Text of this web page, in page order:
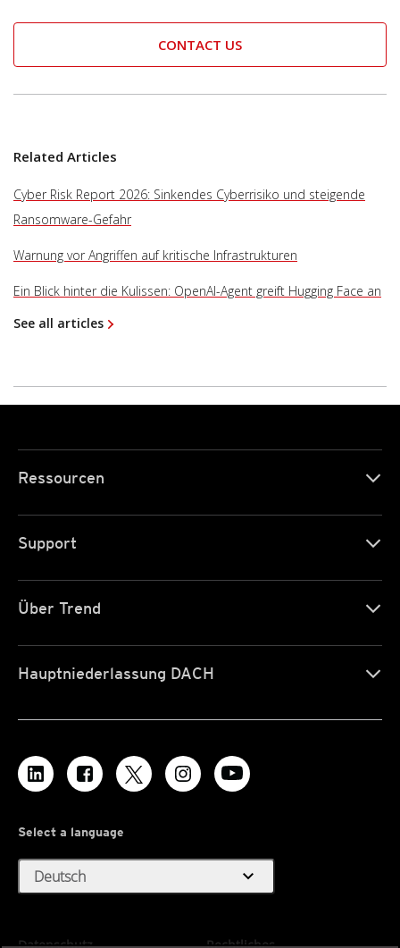
CONTACT US
Related Articles
Cyber Risk Report 2026: Sinkendes Cyberrisiko und steigende
Ransomware-Gefahr
Warnung vor Angriffen auf kritische Infrastrukturen
Ein Blick hinter die Kulissen: OpenAI-Agent greift Hugging Face an
See all articles
Ressourcen
Support
Über Trend
Hauptniederlassung DACH
Select a language
Deutsch expand_more